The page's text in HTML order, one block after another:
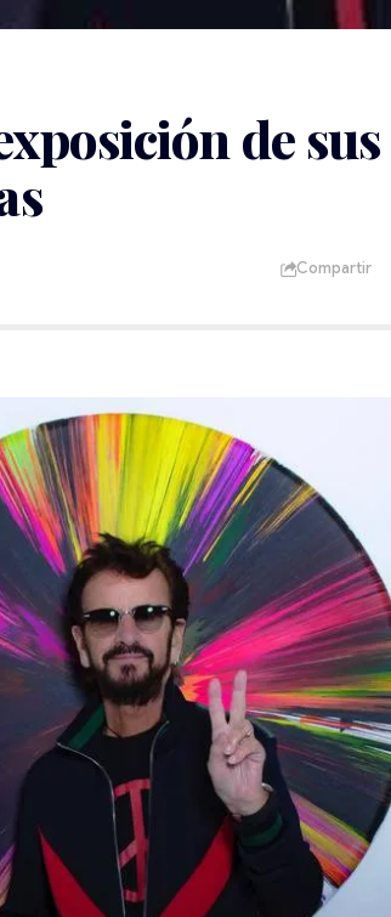
de sus
Compartir